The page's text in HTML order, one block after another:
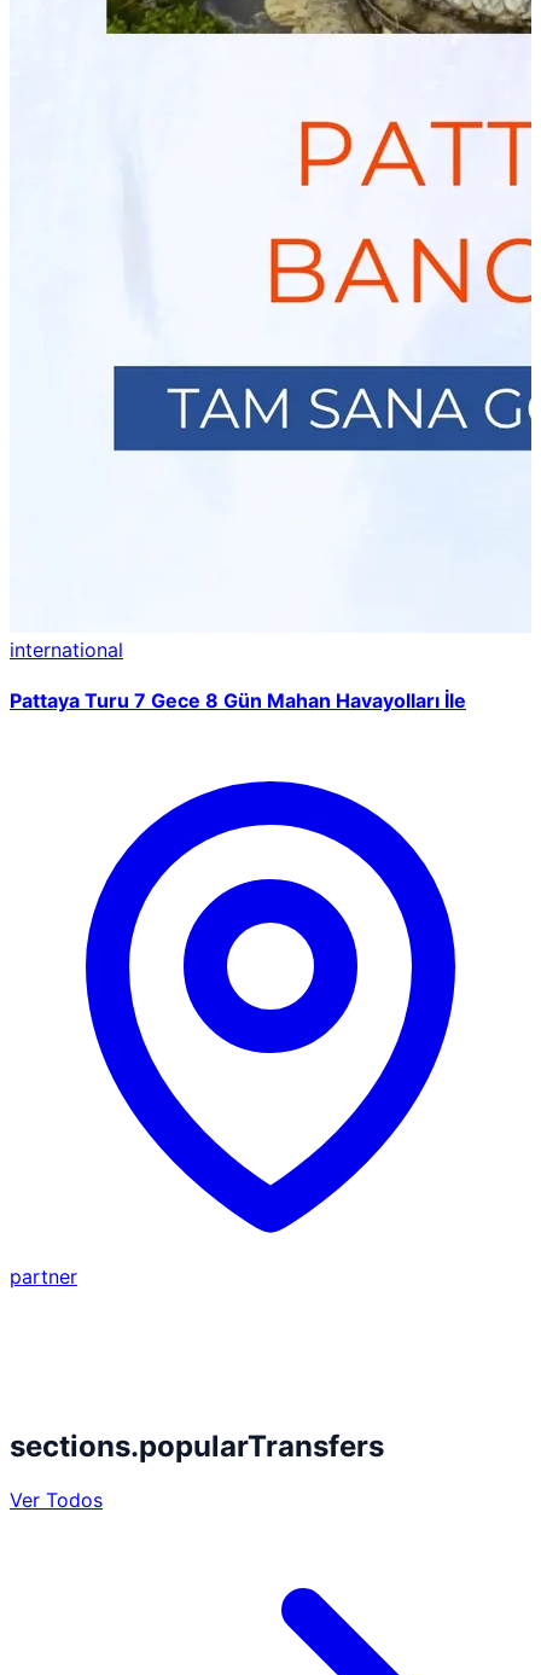
international
Pattaya Turu 7 Gece 8 Gün Mahan Havayolları İle
partner
sections.popularTransfers
Ver Todos